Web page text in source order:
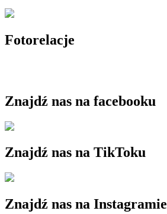
Fotorelacje
Znajdź nas na facebooku
Znajdź nas na TikToku
Znajdź nas na Instagramie